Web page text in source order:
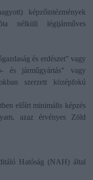
képzőintézmények
nélküli légijárműves
és erdészet” vagy
és járműgyártás” vagy
szerzett középfokú
előírt minimális képzés
azaz érvényes Zöld
Hatóság (NAH) által